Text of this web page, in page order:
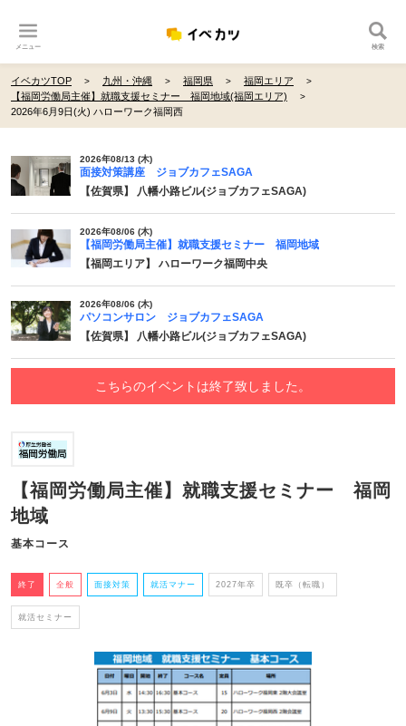
メニュー 検索
イベカツTOP 九州・沖縄 福岡県
福岡エリア
【福岡労働局主催】就職支援セミナー 福岡地域(福岡エリア)
2026年6月9日(火) ハローワーク福岡西
2026年08/13 (木)
面接対策講座 ジョブカフェSAGA
【佐賀県】 八幡小路ビル(ジョブカフェSAGA)
2026年08/06 (木)
【福岡労働局主催】就職支援セミナー 福岡地域
【福岡エリア】 ハローワーク福岡中央
2026年08/06 (木)
パソコンサロン ジョブカフェSAGA
【佐賀県】 八幡小路ビル(ジョブカフェSAGA)
こちらのイベントは終了致しました。
【福岡労働局主催】就職支援セミナー 福岡
地域
基本コース
終了 全般 面接対策 就活マナー 2027年卒 既卒（転職）
就活セミナー